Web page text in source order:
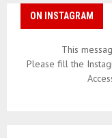
ON INSTAGRAM
This
Please fill the